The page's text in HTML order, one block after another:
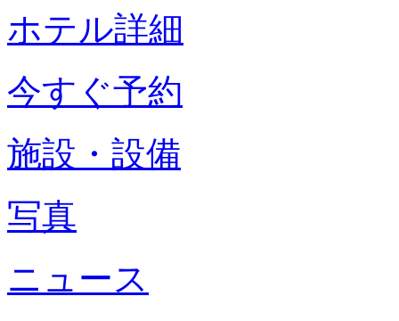
ホテル詳細
今すぐ予約
施設・設備
写真
ニュース